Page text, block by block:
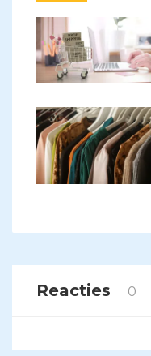
Reacties 0